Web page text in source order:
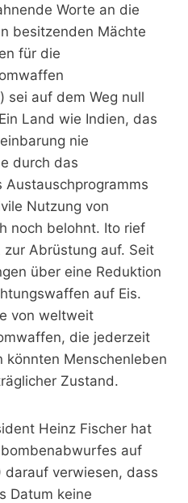
Worte an die
besitzenden Mächte
für die
sei auf dem Weg null
Land wie Indien, das
nie
durch das
Austauschprogramms
Nutzung von
noch belohnt. Ito rief
Abrüstung auf. Seit
über eine Reduktion
auf Eis.
von weltweit
die jederzeit
Menschenleben
Zustand.
Heinz Fischer hat
auf
verwiesen, dass
Datum keine